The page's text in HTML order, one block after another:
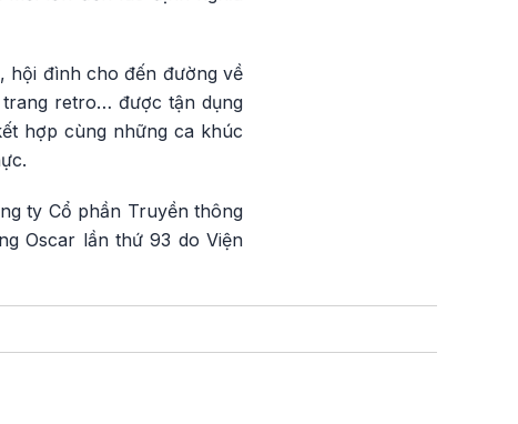
hội đình cho đến đường về
retro… được tận dụng
hợp cùng những ca khúc
ty Cổ phần Truyền thông
Oscar lần thứ 93 do Viện